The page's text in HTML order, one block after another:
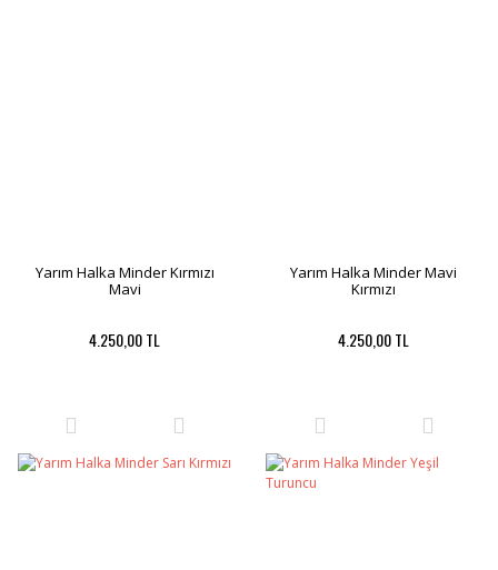
Yarım Halka Minder Kırmızı
Mavi
4.250,00 TL
Yarım Halka Minder Mavi
Kırmızı
4.250,00 TL